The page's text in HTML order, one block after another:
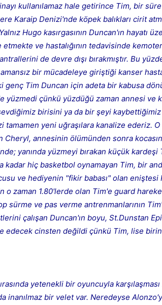
kullanılamaz hale getirince Tim, bir
Karaip Denizi'nde köpek balıkları cirit
Hugo kasırgasının Duncan'ın
ve hastalığının tedavisinde
de devre dışı bırakmıştır. Bu
amansız bir mücadeleye giriştiği kanser
genç Tim Duncan için adeta bir kabusa
çünkü yüzdüğü zaman annesi ve
birisini ya da bir şeyi
tamamen yeni uğraşılara kanalize ederiz.
Cheryl, annesinin ölümünden sonra
yanında yüzmeyi bırakan küçük
kadar hiç basketbol oynamayan Tim, bir
ve hediyenin "fikir babası" olan
o zaman 1.80'lerde olan Tim'e guard
sürme ve pas verme antrenmanlarının
çalışan Duncan'ın boyu, St.Dunstan
edecek cinsten değildi çünkü Tim, lise
yetenekli bir oyuncuyla
inanılmaz bir velet var. Neredeyse